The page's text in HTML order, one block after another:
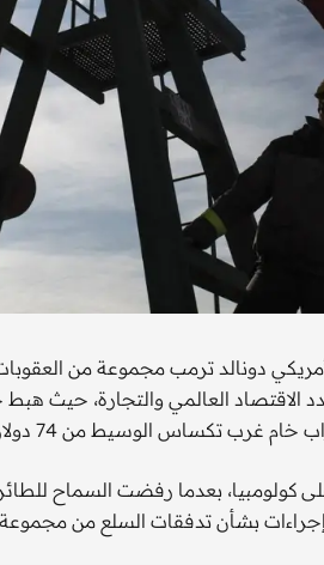
دونالد ترمب مجموعة من
غرب تكساس الوسيط من 74 دولارا.
كولومبيا، بعدما رفضت السماح
إجراءات بشأن تدفقات السلع من